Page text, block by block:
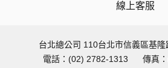
線上客服
台北總公司 110台北市信義區基
電話：(02) 2782-1313
傳真